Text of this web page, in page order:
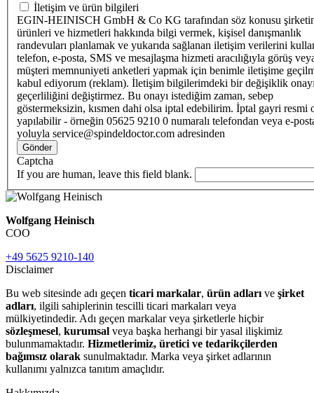
İletişim ve ürün bilgileri
EGIN-HEINISCH GmbH & Co KG tarafından söz konusu
ürünleri ve hizmetleri hakkında bilgi vermek, kişisel danışmanlık
randevuları planlamak ve yukarıda sağlanan iletişim verilerini
telefon, e-posta, SMS ve mesajlaşma hizmeti aracılığıyla görüş
müşteri memnuniyeti anketleri yapmak için benimle iletişime
kabul ediyorum (reklam). İletişim bilgilerimdeki bir değişiklik
geçerliliğini değiştirmez. Bu onayı istediğim zaman, sebep
göstermeksizin, kısmen dahi olsa iptal edebilirim. İptal gayri resmi
yapılabilir - örneğin 05625 9210 0 numaralı telefondan veya e-
yoluyla service@spindeldoctor.com adresinden
Gönder
Captcha
If you are human, leave this field blank.
Wolfgang Heinisch
COO
+49 5625 9210-140
Disclaimer
Bu web sitesinde adı geçen ticari markalar, ürün adları ve şirket
adları, ilgili sahiplerinin tescilli ticari markaları veya
mülkiyetindedir. Adı geçen markalar veya şirketlerle hiçbir
sözleşmesel, kurumsal veya başka herhangi bir yasal ilişkimiz
bulunmamaktadır. Hizmetlerimiz, üretici ve tedarikçilerden
bağımsız olarak sunulmaktadır. Marka veya şirket adlarının
kullanımı yalnızca tanıtım amaçlıdır.